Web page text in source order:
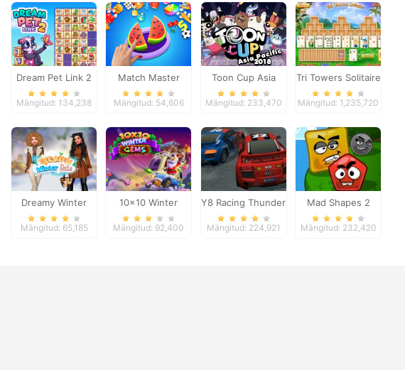
Dream Pet Link 2
Mängitud: 134,238
Match Master
Mängitud: 54,606
Toon Cup Asia
Pacific 2018
Mängitud: 233,470
Tri Towers Solitaire
Mängitud: 1,235,720
Dreamy Winter
Date
Mängitud: 65,185
10x10 Winter
Gems
Mängitud: 92,400
Y8 Racing Thunder
Mängitud: 224,921
Mad Shapes 2
Mängitud: 232,420